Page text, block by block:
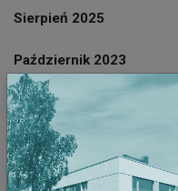
Sierpień 2025
Październik 2023
Wrzesień 2023
Sierpień 2023
Lipiec 2023